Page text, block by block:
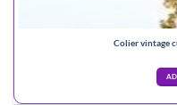
Colier vintage